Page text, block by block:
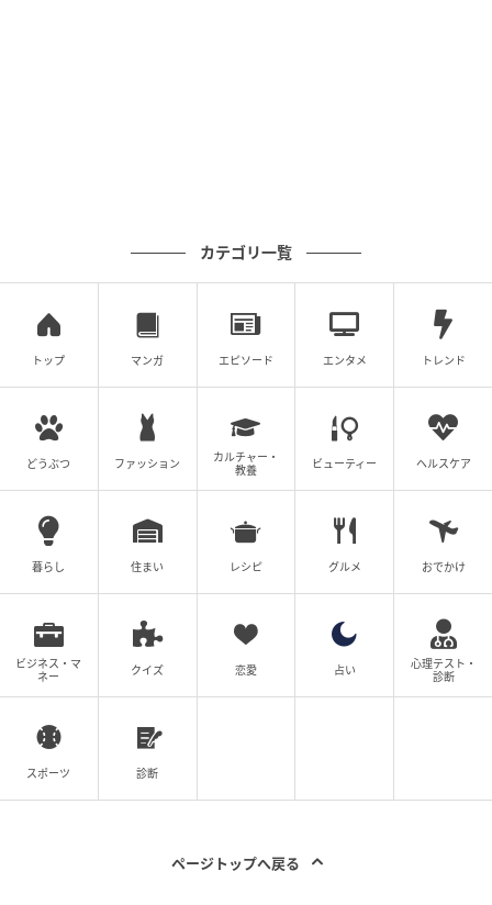
カテゴリ一覧
トップ マンガ エピソード エンタメ トレンド
どうぶつ ファッション
カルチャー・
教養
ビューティー ヘルスケア
暮らし 住まい レシピ グルメ おでかけ
ビジネス・マ
ネー
クイズ 恋愛 占い
心理テスト・
診断
スポーツ 診断
ページトップへ戻る